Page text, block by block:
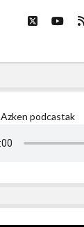
twitter
Azken podcastak